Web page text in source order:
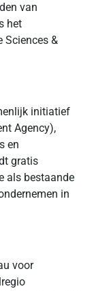
van
het
Sciences &
initiatief
Agency),
en
gratis
als bestaande
in
voor